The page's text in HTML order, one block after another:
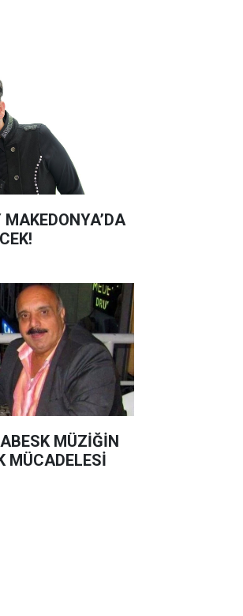
MÜZİĞİN
MÜCADELESİ